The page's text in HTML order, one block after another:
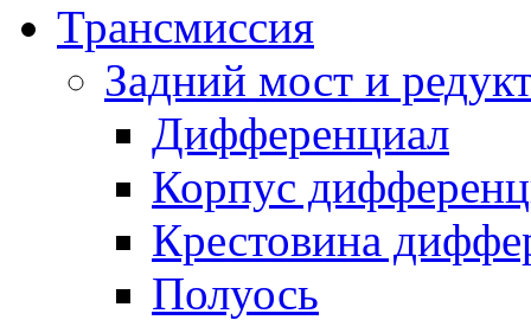
Трансмиссия
Задний мост и
Дифференциал
Корпус
Крестовина
Полуось